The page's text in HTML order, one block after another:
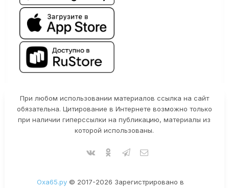
При любом использовании материалов ссылка на сайт
обязательна. Цитирование в Интернете возможно только
при наличии гиперссылки на публикацию, материалы из
которой использованы.
Оха65.ру© 2017-2026 Зарегистрировано в